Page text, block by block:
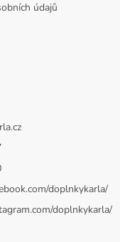
údajů
doplnkykarla/
doplnkykarla/